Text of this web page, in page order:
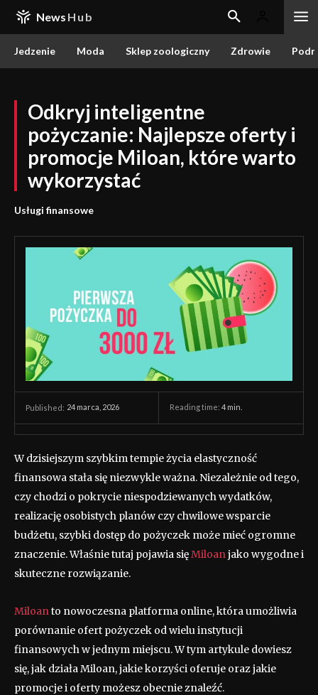
News Hub
Jedzenie Moda Sklep zoologiczny Zdrowie
Odkryj inteligentne
pożyczanie: Najlepsze oferty i
promocje Miloan, które warto
wykorzystać
Usługi finansowe
Published: 24 marca, 2026 Reading time: 4 min.
W dzisiejszym szybkim tempie życia elastyczność
finansowa stała się niezwykle ważna. Niezależnie od tego,
czy chodzi o pokrycie niespodziewanych wydatków,
realizację osobistych planów czy chwilowe wsparcie
budżetu, szybki dostęp do pożyczek może mieć ogromne
znaczenie. Właśnie tutaj pojawia sięMiloanjako wygodne i
skuteczne rozwiązanie.
Miloanto nowoczesna platforma online, która umożliwia
porównanie ofert pożyczek od wielu instytucji
finansowych w jednym miejscu. W tym artykule dowiesz
się, jak działa Miloan, jakie korzyści oferuje oraz jakie
promocje i oferty możesz obecnie znaleźć.